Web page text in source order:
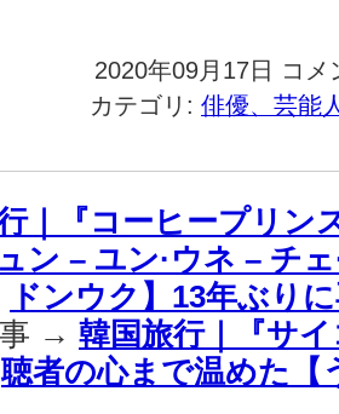
2020年09月17日
韓
国
旅
｜
ン
ユ
–
イ・
ド
ウ
コメ
カテゴリ: 俳優、芸能
｜『コーヒープリン
ン – ユン·ウネ – チ
ドンウク】13年ぶり
事 → 韓国旅行｜『サ
聴者の心まで温めた【